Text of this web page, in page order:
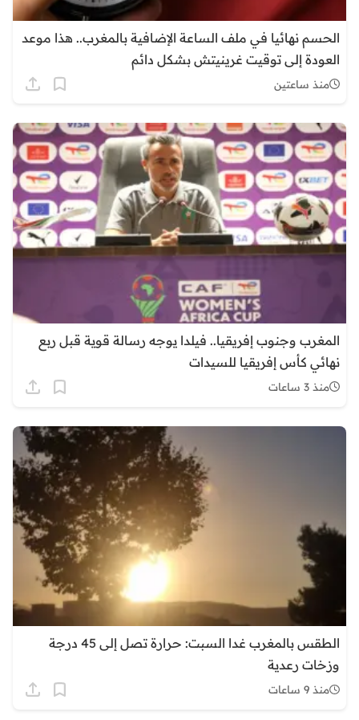
الحسم نهائيا في ملف الساعة الإضافية بالمغرب.. هذا موعد
العودة إلى توقيت غرينيتش بشكل دائم
منذ ساعتين
المغرب وجنوب إفريقيا.. فيلدا يوجه رسالة قوية قبل ربع
نهائي كأس إفريقيا للسيدات
منذ 3 ساعات
الطقس بالمغرب غدا السبت: حرارة تصل إلى 45 درجة
وزخات رعدية
منذ 9 ساعات